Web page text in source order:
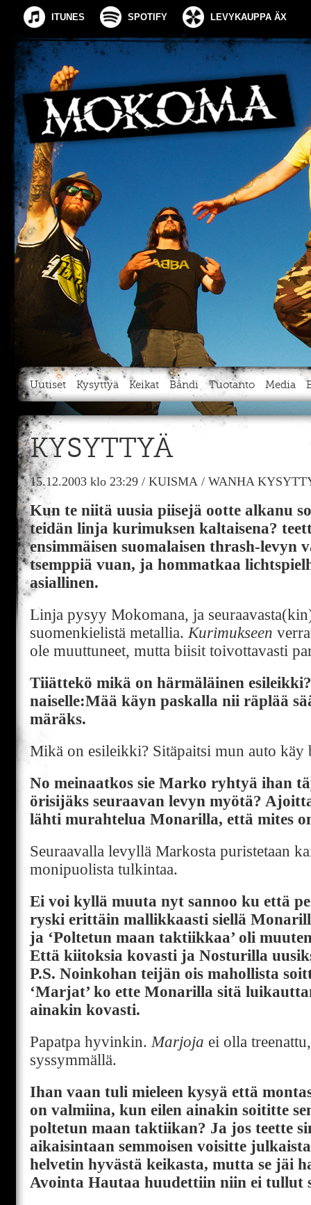
ITUNES SPOTIFY LEVYKAUPPA ÄX
Uutiset Kysyttyä Keikat Bändi Tuotanto Media
KYSYTTYÄ
15.12.2003 klo 23:29 / KUISMA / WANHA
Kun te niitä uusia piisejä ootte alkanu
teidän linja kurimuksen kaltaisena?
ensimmäisen suomalaisen thrash-levyn
tsemppiä vuan, ja hommatkaa
asiallinen.
Linja pysyy Mokomana, ja
suomenkielistä metallia.Kurimukseen
ole muuttuneet, mutta biisit toivottavasti
Tiiättekö mikä on härmäläinen
naiselle:Mää käyn paskalla nii räplää
märäks.
Mikä on esileikki? Sitäpaitsi mun auto käy
No meinaatkos sie Marko ryhtyä ihan
örisijäks seuraavan levyn myötä?
lähti murahtelua Monarilla, että mites
Seuraavalla levyllä Markosta puristetaan
monipuolista tulkintaa.
Ei voi kyllä muuta nyt sannoo ku että
ryski erittäin mallikkaasti siellä
ja ‘Poltetun maan taktiikkaa’ oli
Että kiitoksia kovasti ja Nosturilla
P.S. Noinkohan teijän ois mahollista
‘Marjat’ ko ette Monarilla sitä
ainakin kovasti.
Papatpa hyvinkin.Marjoja ei olla
syssymmällä.
Ihan vaan tuli mieleen kysyä että
on valmiina, kun eilen ainakin soititte
poltetun maan taktiikan? Ja jos teette
aikaisintaan semmoisen voisitte
helvetin hyvästä keikasta, mutta se jäi
Avointa Hautaa huudettiin niin ei tullut